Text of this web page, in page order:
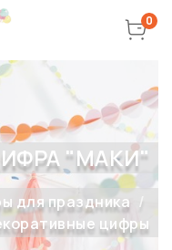
0
"МАКИ"
для праздника
цифры